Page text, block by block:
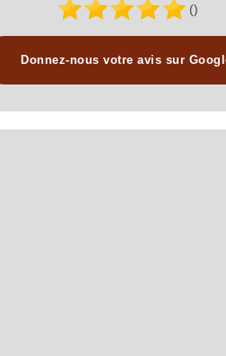
()
Donnez-nous votre avis sur